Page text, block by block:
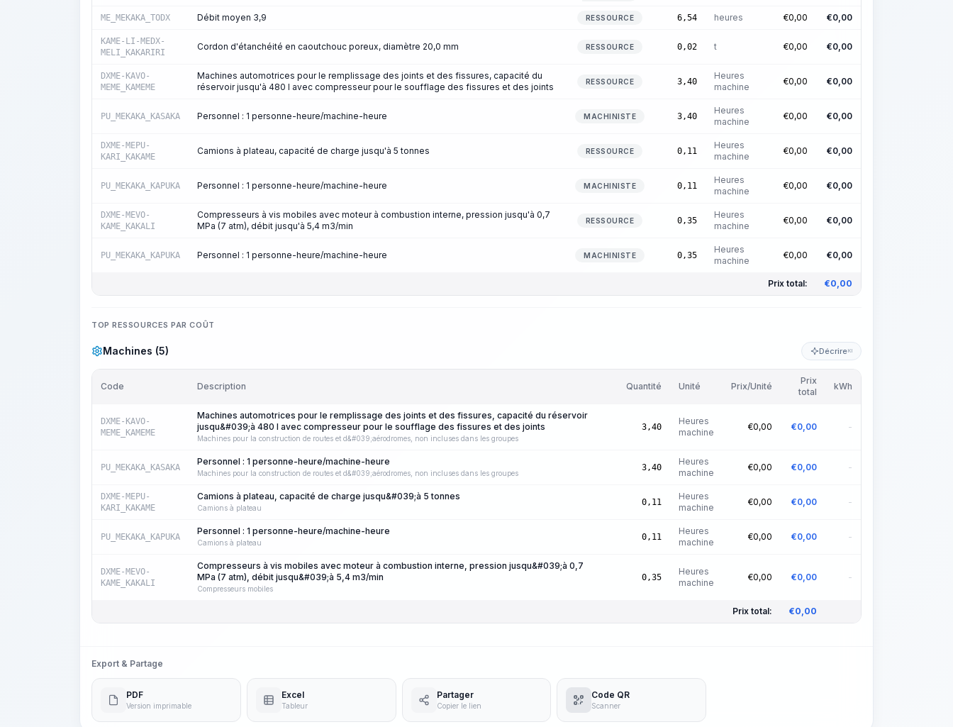
ME_MEKAKA_TODX Débit moyen 3,9 RESSOURCE 6,54 heures €0,00 €0,00
KAME-LI-MEDX-
MELI_KAKARIRI
Cordon d'étanchéité en caoutchouc poreux, diamètre 20,0 mm RESSOURCE 0,02 t €0,00 €0,00
DXME-KAVO-
MEME_KAMEME
Machines automotrices pour le remplissage des joints et des fissures, capacité du
réservoir jusqu'à 480 l avec compresseur pour le soufflage des fissures et des joints
RESSOURCE 3,40
Heures
machine
€0,00 €0,00
PU_MEKAKA_KASAKA Personnel : 1 personne-heure/machine-heure MACHINISTE 3,40
Heures
machine
€0,00 €0,00
DXME-MEPU-
KARI_KAKAME
Camions à plateau, capacité de charge jusqu'à 5 tonnes RESSOURCE 0,11
Heures
machine
€0,00 €0,00
PU_MEKAKA_KAPUKA Personnel : 1 personne-heure/machine-heure MACHINISTE 0,11
Heures
machine
€0,00 €0,00
DXME-MEVO-
KAME_KAKALI
Compresseurs à vis mobiles avec moteur à combustion interne, pression jusqu'à 0,7
MPa (7 atm), débit jusqu'à 5,4 m3/min
RESSOURCE 0,35
Heures
machine
€0,00 €0,00
PU_MEKAKA_KAPUKA Personnel : 1 personne-heure/machine-heure MACHINISTE 0,35
Heures
machine
€0,00 €0,00
Prix total: €0,00
TOP RESSOURCES PAR COÛT
Machines (5) DécrireKI
Code Description Quantité Unité Prix/Unité
Prix
total
kWh
DXME-KAVO-
MEME_KAMEME
Machines automotrices pour le remplissage des joints et des fissures, capacité du réservoir
jusqu&#039;à 480 l avec compresseur pour le soufflage des fissures et des joints
Machines pour la construction de routes et d&#039;aérodromes, non incluses dans les groupes
3,40
Heures
machine
€0,00 €0,00 -
PU_MEKAKA_KASAKA
Personnel : 1 personne-heure/machine-heure
Machines pour la construction de routes et d&#039;aérodromes, non incluses dans les groupes
3,40
Heures
machine
€0,00 €0,00 -
DXME-MEPU-
KARI_KAKAME
Camions à plateau, capacité de charge jusqu&#039;à 5 tonnes
Camions à plateau
0,11
Heures
machine
€0,00 €0,00 -
PU_MEKAKA_KAPUKA
Personnel : 1 personne-heure/machine-heure
Camions à plateau
0,11
Heures
machine
€0,00 €0,00 -
DXME-MEVO-
KAME_KAKALI
Compresseurs à vis mobiles avec moteur à combustion interne, pression jusqu&#039;à 0,7
MPa (7 atm), débit jusqu&#039;à 5,4 m3/min
Compresseurs mobiles
0,35
Heures
machine
€0,00 €0,00 -
Prix total: €0,00
Export & Partage
PDF
Version imprimable
Excel
Tableur
Partager
Copier le lien
Code QR
Scanner